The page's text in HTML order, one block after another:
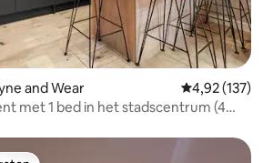
and Wear Gemiddelde
4,92 (137)
met 1 bed in het stadscentrum (4